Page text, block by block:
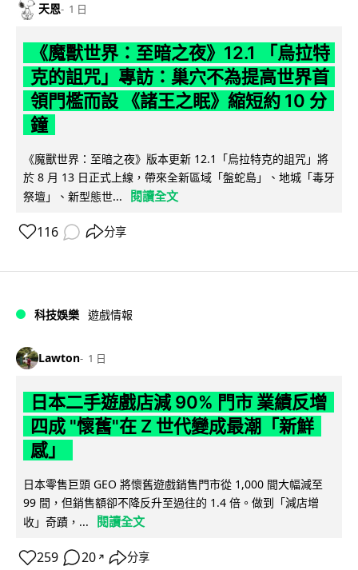
天恩 1 日
《魔獸世界：至暗之夜》12.1 「烏拉特
克的詛咒」專訪：巢穴不為提高世界首
領門檻而設 《諸王之眠》縮短約 10 分
鐘
《魔獸世界：至暗之夜》版本更新 12.1「烏拉特克的詛咒」將
於 8 月 13 日正式上線，帶來全新區域「盤蛇島」、地城「毒牙
祭壇」、新型態世...
閱讀全文
116 分享
科技娛樂 遊戲情報
Lawton 1 日
日本二手遊戲店減 90% 門市 業績反增
四成 "懷舊"在 Z 世代變成最潮「新鮮
感」
日本零售巨頭 GEO 將懷舊遊戲銷售門市從 1,000 間大幅減至
99 間，但銷售額卻不降反升至過往的 1.4 倍。做到「減店增
收」奇蹟，...
閱讀全文
259 20 ↗ 分享